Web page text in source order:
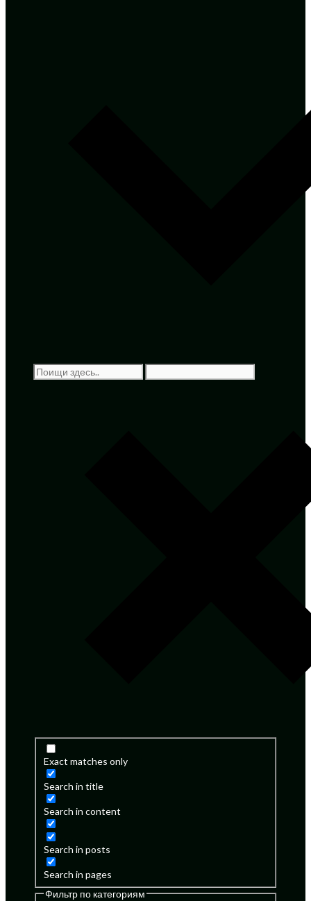
Exact matches only
Search in title
Search in content
Search in posts
Search in pages
Фильтр по категориям